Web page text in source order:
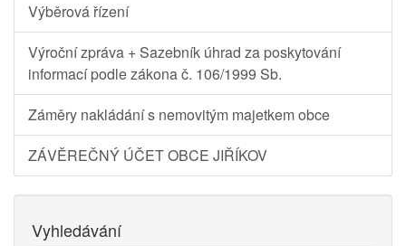
Výběrová řízení
Výroční zpráva + Sazebník úhrad za poskytování
informací podle zákona č. 106/1999 Sb.
Záměry nakládání s nemovitým majetkem obce
ZÁVĚREČNÝ ÚČET OBCE JIŘÍKOV
Vyhledávání